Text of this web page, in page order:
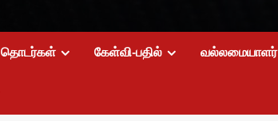
தொடர்கள் கேள்வி-பதில் வல்லமையாளர்